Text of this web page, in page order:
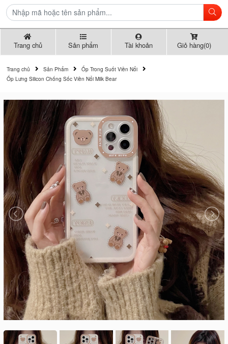
Trang chủ Sản phẩm Tài khoản Giỏ hàng(0)
Trang chủ Sản Phẩm
Ốp Trong Suốt Viền Nổi
Ốp Lưng Silicon Chống Sốc Viền Nổi Milk Bear